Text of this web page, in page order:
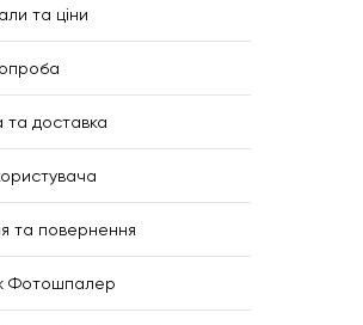
та ціни
та доставка
та повернення
Фотошпалер